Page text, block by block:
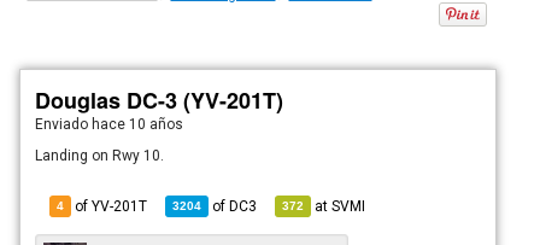
Douglas DC-3 (YV-201T)
Enviado hace 10 años
Landing on Rwy 10.
4 of YV-201T 3204 ofDC3 372 atSVMI